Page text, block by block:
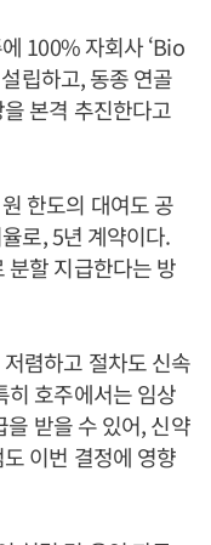
100% 자회사 ‘Bio
립하고, 동종 연골
본격 추진한다고
한도의 대여도 공
로, 5년 계약이다.
분할 지급한다는 방
렴하고 절차도 신속
히 호주에서는 임상
받을 수 있어, 신약
이번 결정에 영향